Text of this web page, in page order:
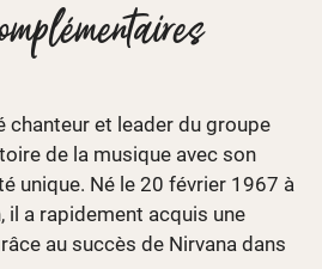
chanteur et leader du groupe
de la musique avec son
unique. Né le 20 février 1967 à
il a rapidement acquis une
au succès de Nirvana dans